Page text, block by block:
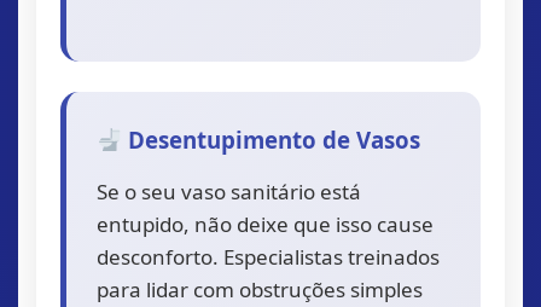
Desentupimento de Vasos
Se o seu vaso sanitário está
entupido, não deixe que isso cause
desconforto. Especialistas treinados
para lidar com obstruções simples